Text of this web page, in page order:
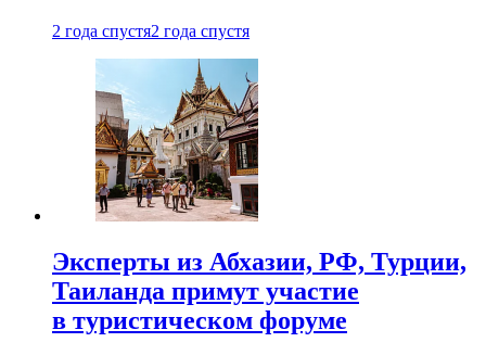
2 года спустя2 года спустя
Эксперты из Абхазии, РФ, Турции,
Таиланда примут участие
в туристическом форуме